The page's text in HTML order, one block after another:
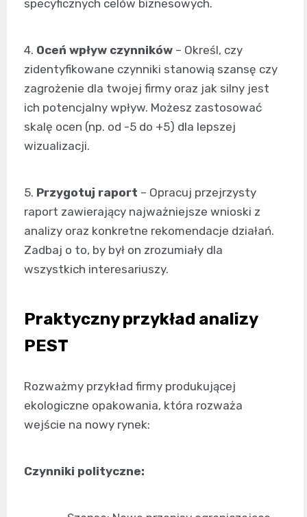
specyficznych celów biznesowych.
4. Oceń wpływ czynników – Określ, czy
zidentyfikowane czynniki stanowią szansę czy
zagrożenie dla twojej firmy oraz jak silny jest
ich potencjalny wpływ. Możesz zastosować
skalę ocen (np. od -5 do +5) dla lepszej
wizualizacji.
5. Przygotuj raport – Opracuj przejrzysty
raport zawierający najważniejsze wnioski z
analizy oraz konkretne rekomendacje działań.
Zadbaj o to, by był on zrozumiały dla
wszystkich interesariuszy.
Praktyczny przykład analizy
PEST
Rozważmy przykład firmy produkującej
ekologiczne opakowania, która rozważa
wejście na nowy rynek:
Czynniki polityczne: